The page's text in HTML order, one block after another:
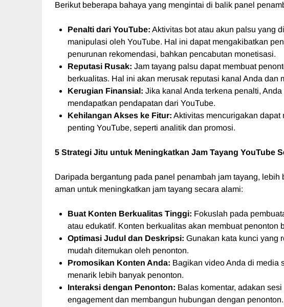
Berikut beberapa bahaya yang mengintai di balik panel
Penalti dari YouTube: Aktivitas bot atau akun palsu yang
manipulasi oleh YouTube. Hal ini dapat mengakibatkan
penurunan rekomendasi, bahkan pencabutan monetisasi.
Reputasi Rusak: Jam tayang palsu dapat membuat
berkualitas. Hal ini akan merusak reputasi kanal Anda dan
Kerugian Finansial: Jika kanal Anda terkena penalti,
mendapatkan pendapatan dari YouTube.
Kehilangan Akses ke Fitur: Aktivitas mencurigakan dapat
penting YouTube, seperti analitik dan promosi.
5 Strategi Jitu untuk Meningkatkan Jam Tayang YouTube
Daripada bergantung pada panel penambah jam tayang, lebih
aman untuk meningkatkan jam tayang secara alami:
Buat Konten Berkualitas Tinggi: Fokuslah pada
atau edukatif. Konten berkualitas akan membuat penonton
Optimasi Judul dan Deskripsi: Gunakan kata kunci yang
mudah ditemukan oleh penonton.
Promosikan Konten Anda: Bagikan video Anda di media
menarik lebih banyak penonton.
Interaksi dengan Penonton: Balas komentar, adakan
engagement dan membangun hubungan dengan penonton.